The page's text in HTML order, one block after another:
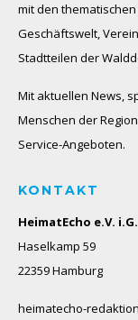
mit den
Geschäftswelt,
Stadtteilen der
Mit aktuellen News,
Menschen der
Service-Angeboten.
KONTAKT
HeimatEcho e.V. i.G.
Haselkamp 59
22359 Hamburg
heimatecho-